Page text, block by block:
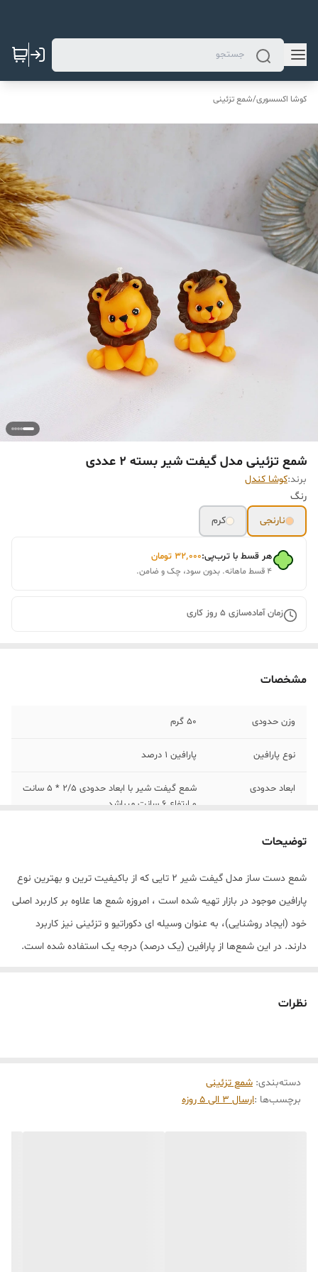
کوشا اکسسوری/شمع تزئینی
شمع تزئینی مدل گیفت شیر بسته 2 عددی
برند:کوشا کندل
رنگ
نارنجی
کرم
هر قسط با ترب‌پی:۳۲٬۰۰۰ تومان
۴ قسط ماهانه. بدون سود، چک و ضامن.
زمان آماده‌سازی 5 روز کاری
مشخصات
وزن حدودی 50 گرم
نوع پارافین پارافین 1 درصد
ابعاد حدودی
شمع گیفت شیر با ابعاد حدودی 2/5 * 5 سانت
و ارتفاع 6 سانت میباشد.
توضیحات
شمع دست ساز مدل گیفت شیر 2 تایی که از باکیفیت ترین و بهترین نوع
پارافین موجود در بازار تهیه شده است ، امروزه شمع ها علاوه بر کاربرد اصلی
خود (ایجاد روشنایی)، به عنوان وسیله ای دکوراتیو و تزئینی نیز کاربرد
دارند. در این شمع‌ها از پارافین (یک درصد) درجه یک استفاده شده است.
نظرات
دسته‌بندی: شمع تزئینی
برچسب‌ها :ارسال 3 الی 5 روزه